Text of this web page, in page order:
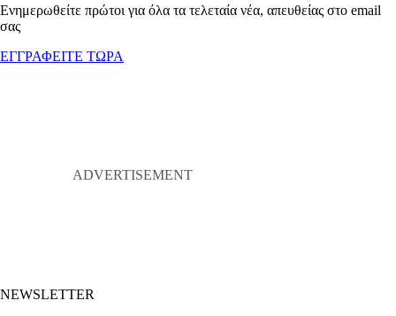
Ενημερωθείτε πρώτοι για όλα τα τελεταία νέα, απευθείας στο email
σας
ΕΓΓΡΑΦΕΙΤΕ ΤΩΡΑ
NEWSLETTER